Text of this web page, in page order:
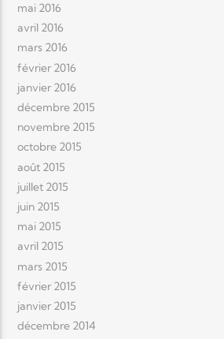
mai 2016
avril 2016
mars 2016
février 2016
janvier 2016
décembre 2015
novembre 2015
octobre 2015
août 2015
juillet 2015
juin 2015
mai 2015
avril 2015
mars 2015
février 2015
janvier 2015
décembre 2014